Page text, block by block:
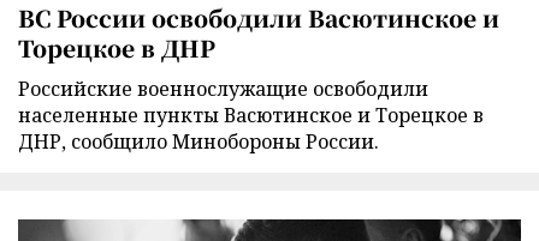
ВС России освободили Васютинское и
Торецкое в ДНР
Российские военнослужащие освободили
населенные пункты Васютинское и Торецкое в
ДНР, сообщило Минобороны России.